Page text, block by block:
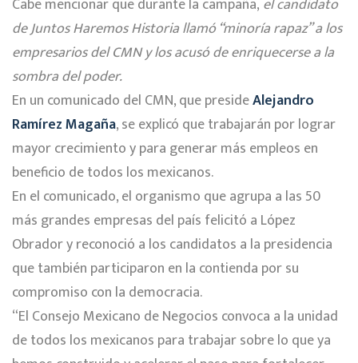
Cabe mencionar que durante la campaña, el candidato
de Juntos Haremos Historia llamó “minoría rapaz” a los
empresarios del CMN y los acusó de enriquecerse a la
sombra del poder.
En un comunicado del CMN, que presideAlejandro
Ramírez Magaña, se explicó que trabajarán por lograr
mayor crecimiento y para generar más empleos en
beneficio de todos los mexicanos.
En el comunicado, el organismo que agrupa a las 50
más grandes empresas del país felicitó a López
Obrador y reconoció a los candidatos a la presidencia
que también participaron en la contienda por su
compromiso con la democracia.
“El Consejo Mexicano de Negocios convoca a la unidad
de todos los mexicanos para trabajar sobre lo que ya